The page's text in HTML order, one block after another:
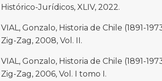
Histórico-Jurídicos, XLIV, 2022.
VIAL, Gonzalo, Historia de Chile (1891-
Zig-Zag, 2008, Vol. II.
VIAL, Gonzalo, Historia de Chile (1891-
Zig-Zag, 2006, Vol. I tomo I.